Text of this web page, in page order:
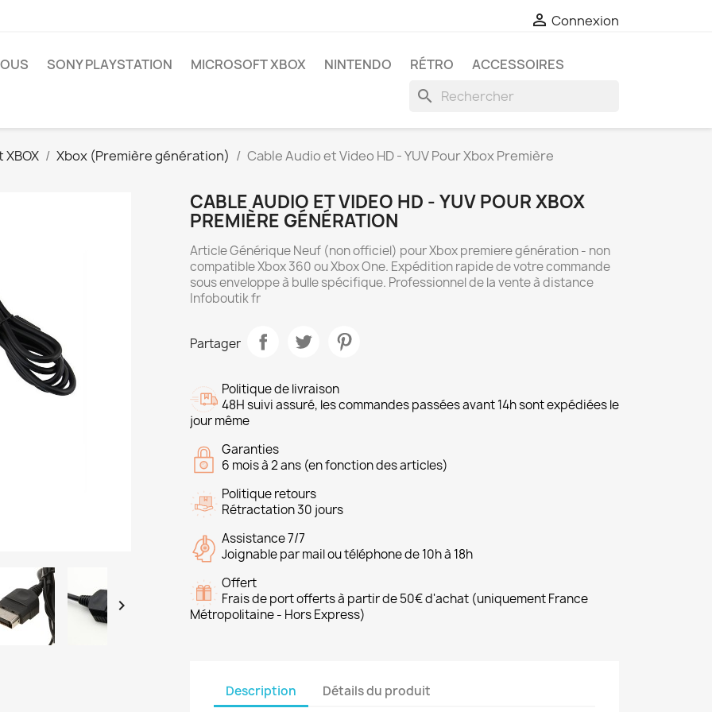
 Connexion
SONY PLAYSTATION MICROSOFT XBOX NINTENDO RÉTRO ACCESSOIRES
search
Xbox (Première génération) Cable Audio et Video HD - YUV Pour Xbox Première

CABLE AUDIO ET VIDEO HD - YUV POUR XBOX
PREMIÈRE GÉNÉRATION
Article Générique Neuf (non officiel) pour Xbox premiere génération - non
compatible Xbox 360 ou Xbox One. Expédition rapide de votre commande
sous enveloppe à bulle spécifique. Professionnel de la vente à distance
Infoboutik fr
Partager
Politique de livraison
48H suivi assuré, les commandes passées avant 14h sont expédiées le
jour même
Garanties
6 mois à 2 ans (en fonction des articles)
Politique retours
Rétractation 30 jours
Assistance 7/7
Joignable par mail ou téléphone de 10h à 18h
Offert
Frais de port offerts à partir de 50€ d'achat (uniquement France
Métropolitaine - Hors Express)
Description Détails du produit